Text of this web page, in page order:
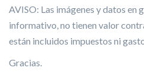
AVISO: Las imágenes y datos en
informativo, no tienen valor
están incluidos impuestos ni
Gracias.